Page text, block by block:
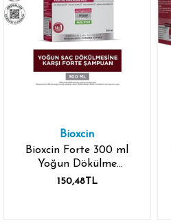
Bioxcin
Bioxcin Forte 300 ml
Yoğun Dökülme
Şampuanı
150,48TL